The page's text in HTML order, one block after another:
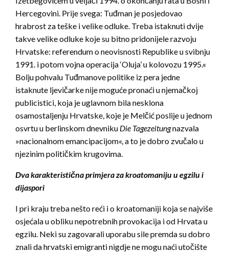
Hercegovini. Prije svega: Tuđman je posjedovao
hrabrost za teške i velike odluke. Treba istaknuti dvije
takve velike odluke koje su bitno pridonijele razvoju
Hrvatske: referendum o neovisnosti Republike u svibnju
1991. i potom vojna operacija ‘Oluja’ u kolovozu 1995.«
Bolju pohvalu Tuđmanove politike iz pera jedne
istaknute ljevičarke nije moguće pronaći u njemačkoj
publicistici, koja je uglavnom bila nesklona
osamostaljenju Hrvatske, koje je Melčić poslije u jednom
osvrtu u berlinskom dnevniku Die Tagezeitungnazvala
»nacionalnom emancipacijom«, a to je dobro zvučalo u
njezinim političkim krugovima.
Dva karakteristična primjera za kroatomaniju u egzilu i
dijaspori
I pri kraju treba nešto reći i o kroatomaniji koja se najviše
osjećala u obliku nepotrebnih provokacija i od Hrvata u
egzilu. Neki su zagovarali uporabu sile premda su dobro
znali da hrvatski emigranti nigdje ne mogu naći utočište